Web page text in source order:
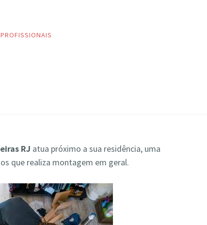
RJ atua próximo a sua residência, uma
que realiza montagem em geral.